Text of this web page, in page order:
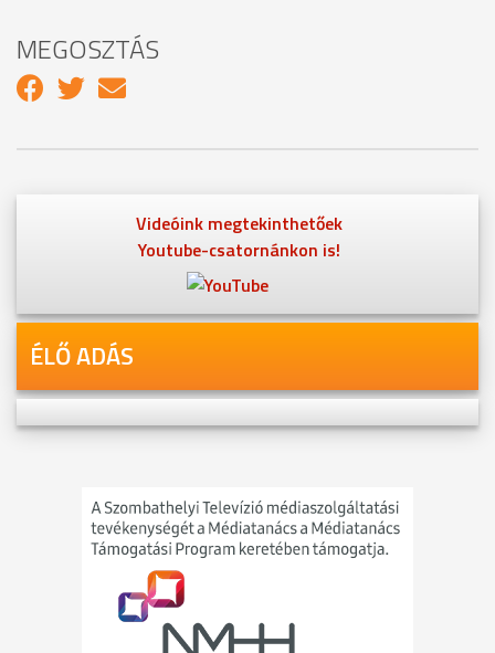
MEGOSZTÁS
Videóink megtekinthetőek
Youtube-csatornánkon is!
ÉLŐ ADÁS